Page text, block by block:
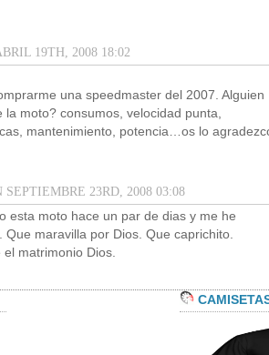
19TH, 2008 18:02
una speedmaster del 2007. Alguien
la moto? consumos, velocidad punta,
mantenimiento, potencia…os lo
SEPTIEMBRE 23RD, 2008 03:08
esta moto hace un par de dias y me he
Que maravilla por Dios. Que caprichito.
matrimonio Dios.